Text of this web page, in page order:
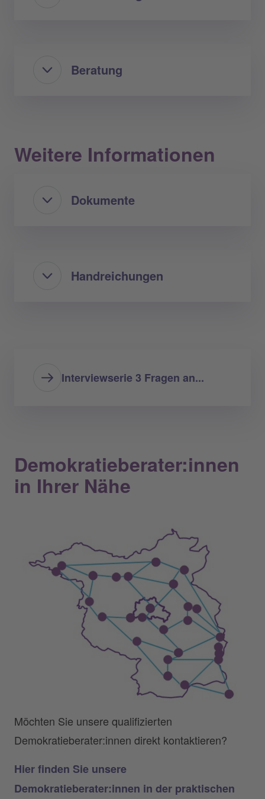
Beratung
Weitere Informationen
Dokumente
Handreichungen
Interviewserie 3 Fragen an...
Demokratieberater:innen
in Ihrer Nähe
Möchten Sie unsere qualifizierten
Demokratieberater:innen direkt kontaktieren?
Hier finden Sie unsere
Demokratieberater:innen in der praktischen